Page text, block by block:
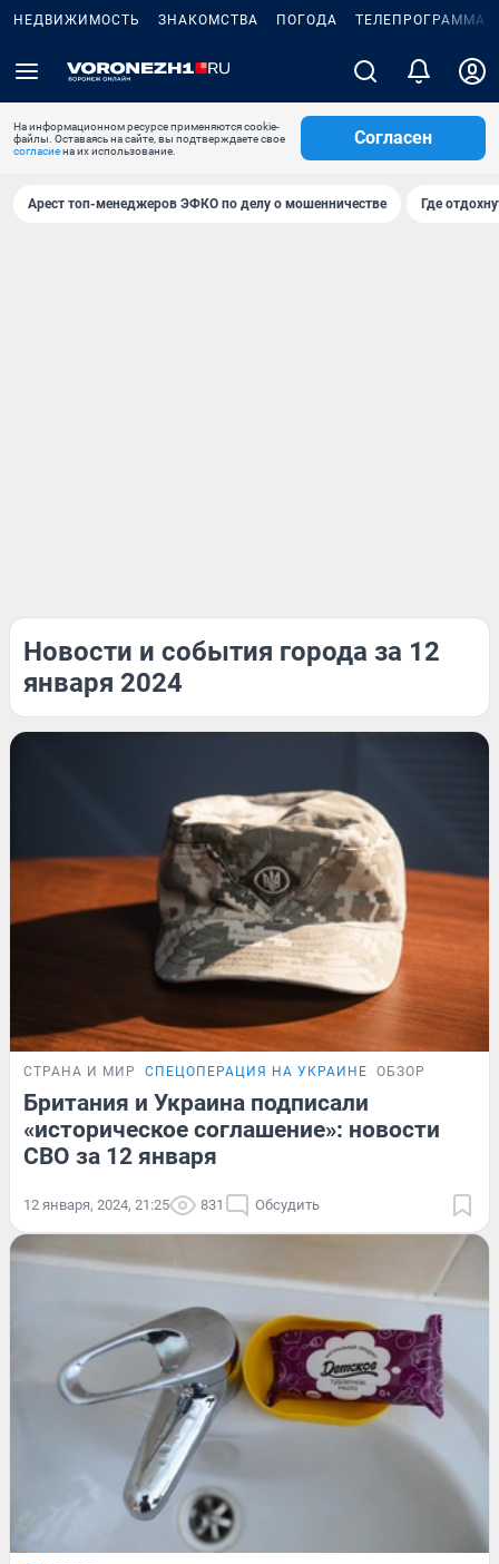
НЕДВИЖИМОСТЬ ЗНАКОМСТВА ПОГОДА ТЕЛЕПРОГРАММА
На информационном ресурсе применяются cookie-
файлы. Оставаясь на сайте, вы подтверждаете свое
согласиена их использование.
Согласен
Арест топ-менеджеров ЭФКО по делу о мошенничестве Где
Новости и события города за 12
января 2024
СТРАНА И МИР СПЕЦОПЕРАЦИЯ НА УКРАИНЕ ОБЗОР
Британия и Украина подписали
«историческое соглашение»: новости
СВО за 12 января
12 января, 2024, 21:25 831 Обсудить